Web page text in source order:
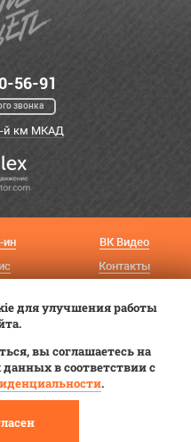
56-91
звонка
й км МКАД
ин
ВК Видео
Контакты
«Авангард»
для улучшения работы
вы соглашаетесь на
в соответствии с
.